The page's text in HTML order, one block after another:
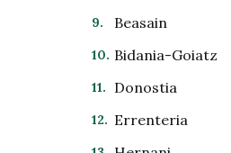
Beasain
Bidania-Goiatz
Donostia
Errenteria